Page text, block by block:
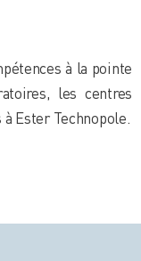
à la pointe
les centres
Ester Technopole.